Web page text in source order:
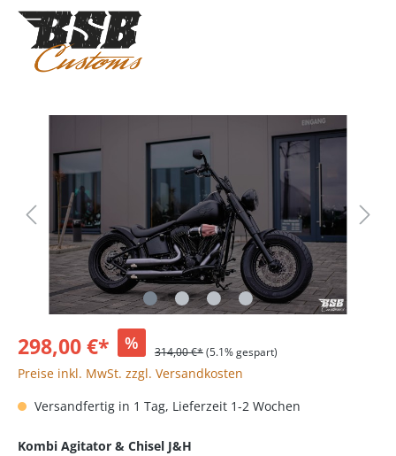
298,00 €* % 314,00 €*(5.1% gespart)
Preise inkl. MwSt. zzgl. Versandkosten
Versandfertig in 1 Tag, Lieferzeit 1-2 Wochen
Kombi Agitator & Chisel J&H